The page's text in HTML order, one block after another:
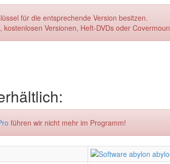
für die entsprechende Version besitzen.
Versionen, Heft-DVDs oder
führen wir nicht mehr im Programm!